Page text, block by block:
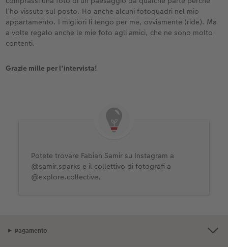
l’ho vissuto sul posto. Ho anche alcuni fotoquadri nel mio
appartamento. I migliori li tengo per me, ovviamente (ride). Ma
a volte regalo anche le mie foto agli amici, che ne sono molto
contenti.
Grazie mille per l’intervista!
Potete trovare Fabian Samir su Instagram a
@samir.sparks e il collettivo di fotografi a
@explore.collective.
Pagamento